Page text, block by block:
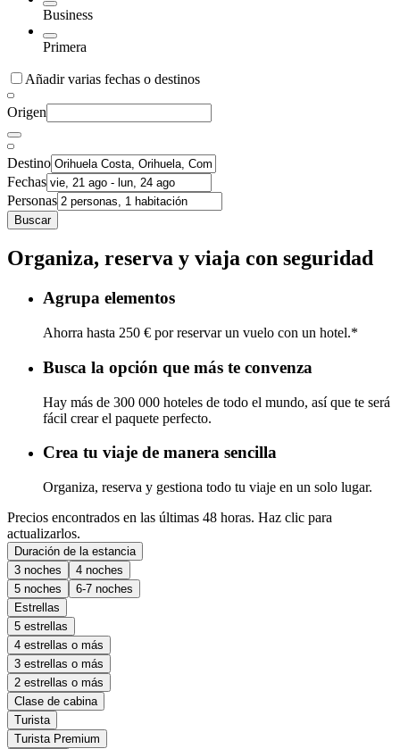
Business
Primera
Añadir varias fechas o destinos
Origen
Destino
Fechas
Personas
Buscar
Organiza, reserva y viaja con seguridad
Agrupa elementos
Ahorra hasta 250 € por reservar un vuelo con un hotel.*
Busca la opción que más te convenza
Hay más de 300 000 hoteles de todo el mundo, así que te será
fácil crear el paquete perfecto.
Crea tu viaje de manera sencilla
Organiza, reserva y gestiona todo tu viaje en un solo lugar.
Precios encontrados en las últimas 48 horas. Haz clic para
actualizarlos.
Duración de la estancia
3 noches
4 noches
5 noches
6-7 noches
Estrellas
5 estrellas
4 estrellas o más
3 estrellas o más
2 estrellas o más
Clase de cabina
Turista
Turista Premium